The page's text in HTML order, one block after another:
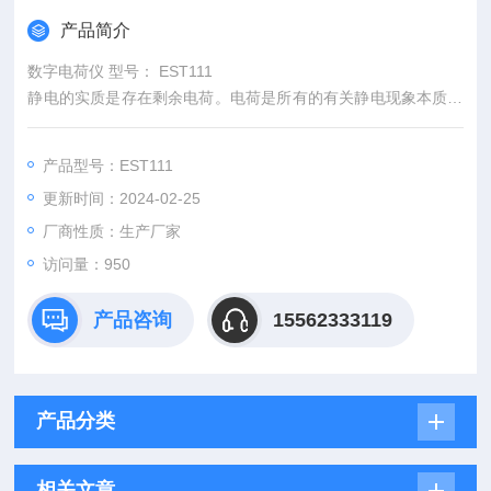
产品简介
数字电荷仪 型号： EST111
静电的实质是存在剩余电荷。电荷是所有的有关静电现象本质方
面的物理量。电位，电场，电流等有关的量都是由于电荷的存在
和工矿企业等部门经常需要测量物体的电荷或电荷密度。
产品型号：EST111
更新时间：2024-02-25
厂商性质：生产厂家
访问量：950
产品咨询 15562333119
产品分类